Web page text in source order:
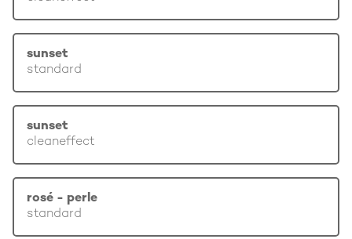
sunset
standard
sunset
cleaneffect
rosé - perle
standard